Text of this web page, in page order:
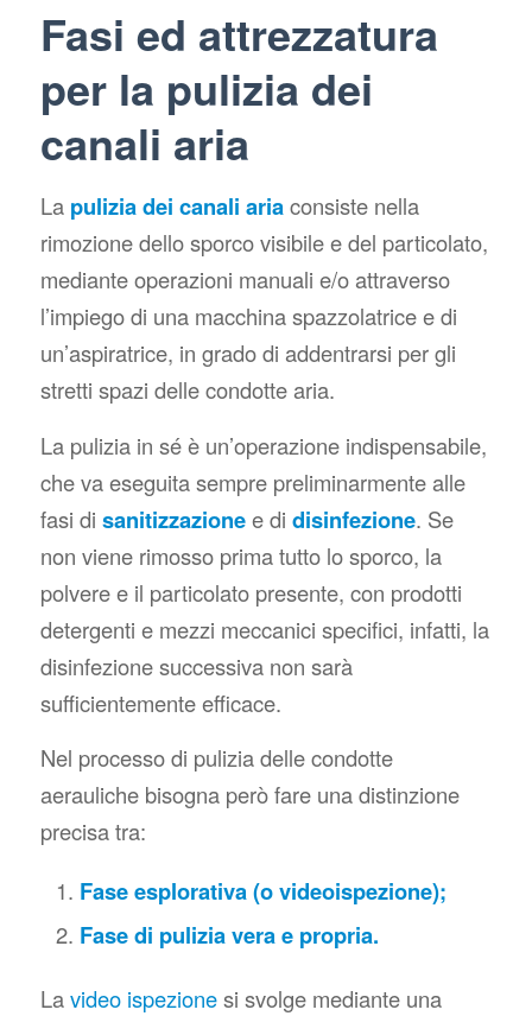
Fasi ed attrezzatura
per la pulizia dei
canali aria
La pulizia dei canali ariaconsiste nella
rimozione dello sporco visibile e del particolato,
mediante operazioni manuali e/o attraverso
l’impiego di una macchina spazzolatrice e di
un’aspiratrice, in grado di addentrarsi per gli
stretti spazi delle condotte aria.
La pulizia in sé è un’operazione indispensabile,
che va eseguita sempre preliminarmente alle
fasi di sanitizzazionee di disinfezione. Se
non viene rimosso prima tutto lo sporco, la
polvere e il particolato presente, con prodotti
detergenti e mezzi meccanici specifici, infatti, la
disinfezione successiva non sarà
sufficientemente efficace.
Nel processo di pulizia delle condotte
aerauliche bisogna però fare una distinzione
precisa tra:
Fase esplorativa (o videoispezione);
Fase di pulizia vera e propria.
Lavideo ispezionesi svolge mediante una